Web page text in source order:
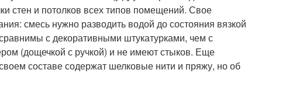
стен и потолков всех типов помещений. Свое
смесь нужно разводить водой до состояния вязкой
с декоративными штукатурками, чем с
(дощечкой с ручкой) и не имеют стыков. Еще
составе содержат шелковые нити и пряжу, но об